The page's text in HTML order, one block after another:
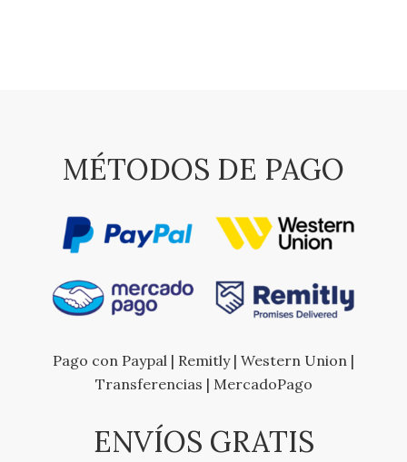
MÉTODOS DE PAGO
Pago con Paypal | Remitly | Western Union |
Transferencias | MercadoPago
ENVÍOS GRATIS